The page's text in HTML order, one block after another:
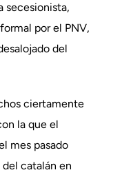
secesionista,
por el PNV,
del
ciertamente
la que el
mes pasado
catalán en